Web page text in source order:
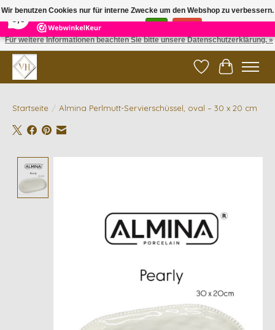
5 Reviews ×
✓ Gratis verzending vanaf €200 | ✓ 14 dagen retourneren
Wunschzettel
Ihr
Startseite / Almina Perlmutt-Servierschüssel, oval – 30 x 20 cm
Wir benutzen Cookies nur für interne Zwecke um den Webshop zu verbessern.
Ist das in Ordnung?
Für weitere Informationen beachten Sie bitte unsere Datenschutzerklärung. »